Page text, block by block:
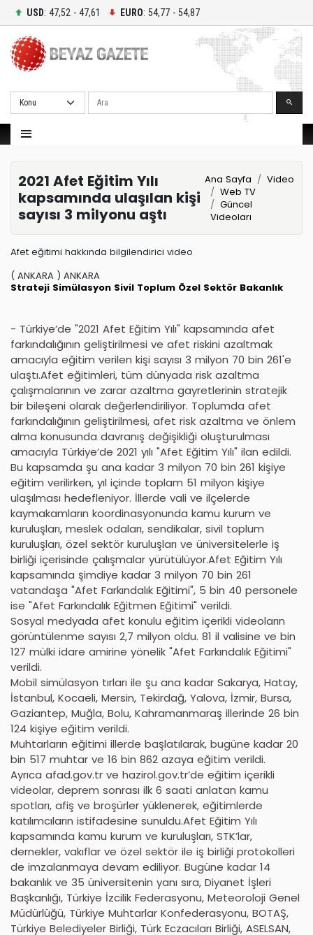
USD: 47,52 - 47,61 EURO: 54,77 - 54,87
Ara
2021 Afet Eğitim Yılı
kapsamında ulaşılan kişi
sayısı 3 milyonu aştı
Ana Sayfa
Video
Web TV
Güncel
Videoları
Afet eğitimi hakkında bilgilendirici video
( ANKARA ) ANKARA
Strateji Simülasyon Sivil Toplum Özel Sektör Bakanlık
- Türkiye’de "2021 Afet Eğitim Yılı" kapsamında afet
farkındalığının geliştirilmesi ve afet riskini azaltmak
amacıyla eğitim verilen kişi sayısı 3 milyon 70 bin 261'e
ulaştı.Afet eğitimleri, tüm dünyada risk azaltma
çalışmalarının ve zarar azaltma gayretlerinin stratejik
bir bileşeni olarak değerlendiriliyor. Toplumda afet
farkındalığının geliştirilmesi, afet risk azaltma ve önlem
alma konusunda davranış değişikliği oluşturulması
amacıyla Türkiye’de 2021 yılı "Afet Eğitim Yılı" ilan edildi.
Bu kapsamda şu ana kadar 3 milyon 70 bin 261 kişiye
eğitim verilirken, yıl içinde toplam 51 milyon kişiye
ulaşılması hedefleniyor. İllerde vali ve ilçelerde
kaymakamların koordinasyonunda kamu kurum ve
kuruluşları, meslek odaları, sendikalar, sivil toplum
kuruluşları, özel sektör kuruluşları ve üniversitelerle iş
birliği içerisinde çalışmalar yürütülüyor.Afet Eğitim Yılı
kapsamında şimdiye kadar 3 milyon 70 bin 261
vatandaşa "Afet Farkındalık Eğitimi", 5 bin 40 personele
ise "Afet Farkındalık Eğitmen Eğitimi" verildi.
Sosyal medyada afet konulu eğitim içerikli videoların
görüntülenme sayısı 2,7 milyon oldu. 81 il valisine ve bin
127 mülki idare amirine yönelik "Afet Farkındalık Eğitimi"
verildi.
Mobil simülasyon tırları ile şu ana kadar Sakarya, Hatay,
İstanbul, Kocaeli, Mersin, Tekirdağ, Yalova, İzmir, Bursa,
Gaziantep, Muğla, Bolu, Kahramanmaraş illerinde 26 bin
124 kişiye eğitim verildi.
Muhtarların eğitimi illerde başlatılarak, bugüne kadar 20
bin 517 muhtar ve 16 bin 862 azaya eğitim verildi.
Ayrıca afad.gov.tr ve hazirol.gov.tr’de eğitim içerikli
videolar, deprem sonrası ilk 6 saati anlatan kamu
spotları, afiş ve broşürler yüklenerek, eğitimlerde
katılımcıların istifadesine sunuldu.Afet Eğitim Yılı
kapsamında kamu kurum ve kuruluşları, STK’lar,
dernekler, vakıflar ve özel sektör ile iş birliği protokolleri
de imzalanmaya devam ediliyor. Bugüne kadar 14
bakanlık ve 35 üniversitenin yanı sıra, Diyanet İşleri
Başkanlığı, Türkiye İzcilik Federasyonu, Meteoroloji Genel
Müdürlüğü, Türkiye Muhtarlar Konfederasyonu, BOTAŞ,
Türkiye Belediyeler Birliği, Türk Eczacıları Birliği, ASELSAN,